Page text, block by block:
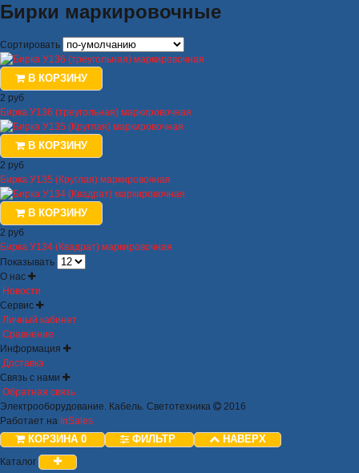
Бирки маркировочные
Сортировать
В КОРЗИНУ
2 руб
Бирка У136 (треугольная) маркировочная
В КОРЗИНУ
2 руб
Бирка У135 (Круглая) маркировочная
В КОРЗИНУ
2 руб
Бирка У134 (Квадрат) маркировочная
Показывать
О нас
Новости
Сервис
Личный кабинет
Сравнение
Информация
Доставка
Связь с нами
Обратная связь
Электрооборудование. Кабель. Светотехника
2016
Работает на InSales
КОРЗИНА 0 ФИЛЬТР НАВЕРХ
Каталог